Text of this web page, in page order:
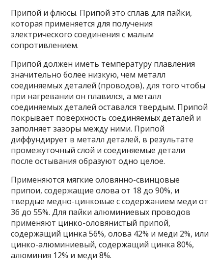
Припой и флюсы. Припой это сплав для пайки,
которая применяется для получения
электрического соединения с малым
сопротивлением.
Припой должен иметь температуру плавления
значи­тельно более низкую, чем металл
соединяемых деталей (про­водов), для того чтобы
при нагревании он плавился, а ме­талл
соединяемых деталей оставался твердым. Припой
покрывает поверхность соединяемых деталей и
заполняет зазоры между ними. Припой
диффундирует в металл дета­лей, в результате
промежуточный слой и соединяемые детали
после остывания образуют одно целое.
Применяются мягкие оловянно-свинцовые
припои, со­держащие олова от 18 до 90%, и
твердые медно-цинковые с содержанием меди от
36 до 55%. Для пайки алюминиевых проводов
применяют цинко-оловянистый припой,
содержащий цинка 56%, олова 42% и меди 2%, или
цинко-алюминиевый, содержащий цинка 80%,
алюминия 12% и меди 8%.